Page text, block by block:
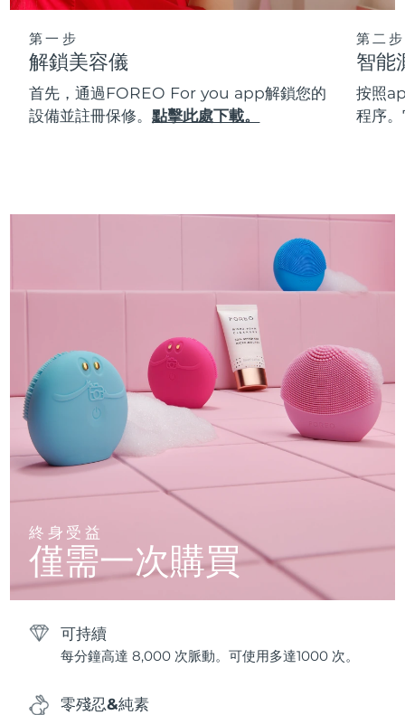
第一步
解鎖美容儀
首先，通過FOREO For you app解鎖您的
設備並註冊保修。點擊此處下載。
第二步
智能
按照
程序
終身受益
僅需一次購買
可持續
每分鐘高達 8,000 次脈動。可使用多達1000 次。
零殘忍&純素